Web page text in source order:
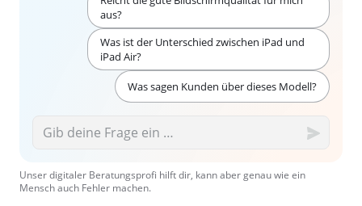
aus?
Was ist der Unterschied zwischen iPad und
iPad Air?
Was sagen Kunden über dieses Modell?
Unser digitaler Beratungsprofi hilft dir, kann aber genau wie ein
Mensch auch Fehler machen.